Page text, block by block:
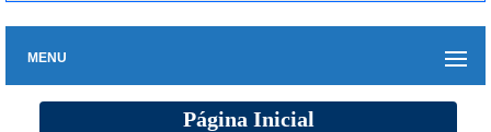
MENU
Página Inicial